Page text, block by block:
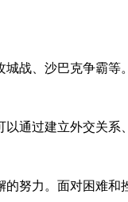
战、沙巴克争霸
通过建立外交关
努力。面对困难和